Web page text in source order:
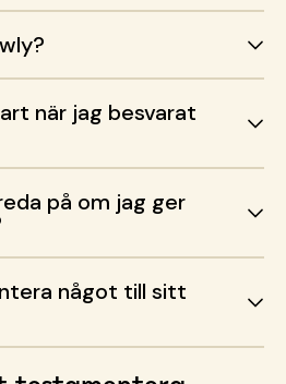
när jag besvarat
på om jag ger
något till sitt